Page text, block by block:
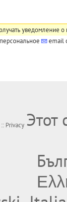
уведомление
email
:: Privacy Этот